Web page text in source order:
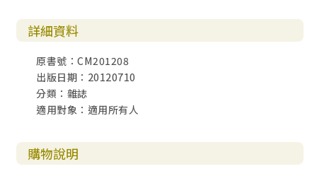
◎閱讀
【尷尬少年遊】遨遊故事海──潔若汀‧麥考琳 ◆黃瑞怡
故事海的羅盤，指向天涯，點明家鄉，不一定指得清楚天
堂。
【書叢幽徑】遺忘與饒恕：沃弗的神學觀點 ◆鄧紹光
透過基督在十架上受難的記憶……我們所記得的都是已經被
【資訊】新書上場 ◆陳彥齊 輯
詳細資料
原書號：CM201208
出版日期：20120710
分類：雜誌
適用對象：適用所有人
購物說明